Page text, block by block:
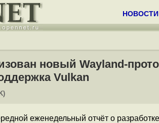
НОВОСТИ
новый Wayland-
Vulkan
еженедельный отчёт о